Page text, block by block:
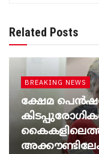
Related Posts
BREAKING NEWS
ക്ഷേമ പെൻഷൻ